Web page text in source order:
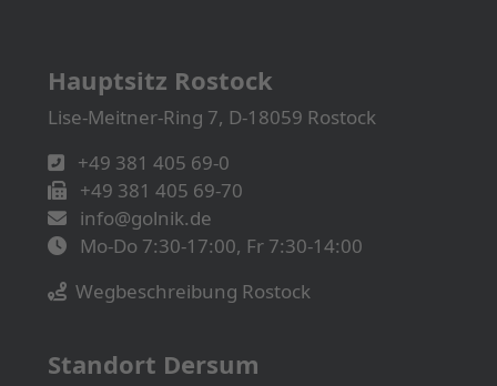
Hauptsitz Rostock
Lise-Meitner-Ring 7, D-18059 Rostock
+49 381 405 69-0
+49 381 405 69-70
info@golnik.de
Mo-Do 7:30-17:00, Fr 7:30-14:00
Wegbeschreibung Rostock
Standort Dersum